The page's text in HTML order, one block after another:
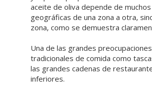
aceite de oliva depende de
geográficas de una zona a otra,
zona, como se demuestra
Una de las grandes
tradicionales de comida como
las grandes cadenas de
inferiores.